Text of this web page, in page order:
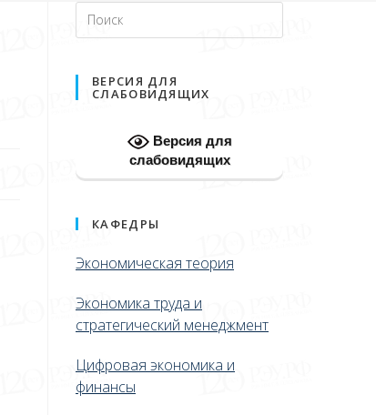
ВЕРСИЯ ДЛЯ
СЛАБОВИДЯЩИХ
Версия для
слабовидящих
КАФЕДРЫ
Экономическая теория
Экономика труда и
стратегический менеджмент
Цифровая экономика и
финансы